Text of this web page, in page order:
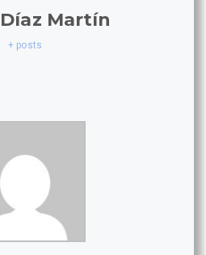
Martín
+ posts